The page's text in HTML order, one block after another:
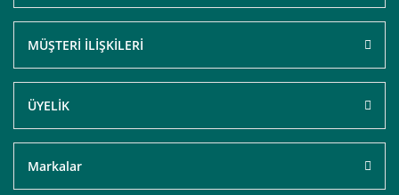
MÜŞTERİ İLİŞKİLERİ
ÜYELİK
Markalar